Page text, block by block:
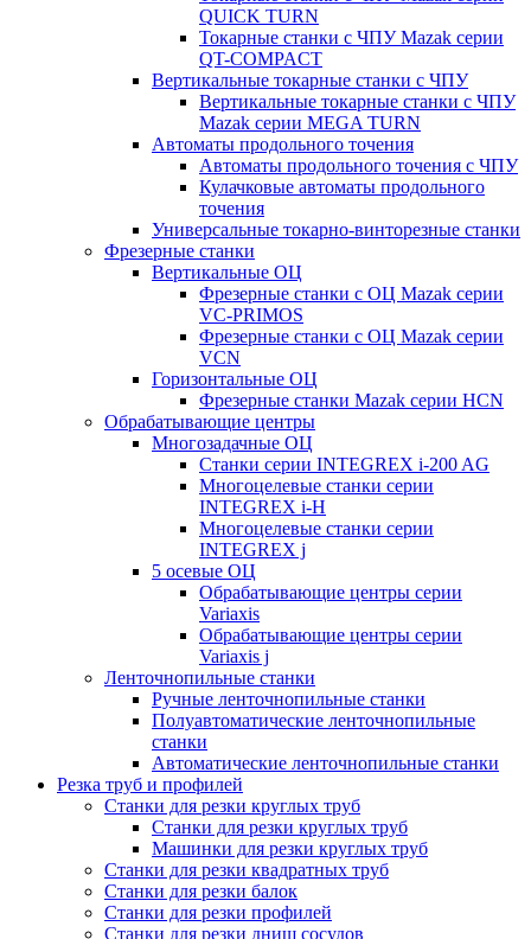
QUICK TURN
Токарные станки с ЧПУ Mazak серии
QT-COMPACT
Вертикальные токарные станки с ЧПУ
Вертикальные токарные станки с ЧПУ
Mazak серии MEGA TURN
Автоматы продольного точения
Автоматы продольного точения с ЧПУ
Кулачковые автоматы продольного
точения
Универсальные токарно-винторезные станки
Фрезерные станки
Вертикальные ОЦ
Фрезерные станки с ОЦ Mazak серии
VC-PRIMOS
Фрезерные станки с ОЦ Mazak серии
VCN
Горизонтальные ОЦ
Фрезерные станки Mazak серии HCN
Обрабатывающие центры
Многозадачные ОЦ
Cтанки серии INTEGREX i-200 AG
Многоцелевые станки серии
INTEGREX i-H
Многоцелевые станки серии
INTEGREX j
5 осевые ОЦ
Обрабатывающие центры серии
Variaxis
Обрабатывающие центры серии
Variaxis j
Ленточнопильные станки
Ручные ленточнопильные станки
Полуавтоматические ленточнопильные
станки
Автоматические ленточнопильные станки
Резка труб и профилей
Станки для резки круглых труб
Станки для резки круглых труб
Машинки для резки круглых труб
Станки для резки квадратных труб
Станки для резки балок
Станки для резки профилей
Станки для резки днищ сосудов